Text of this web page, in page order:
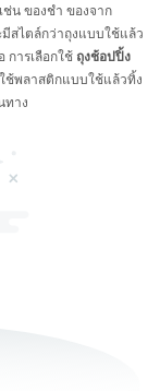
น ของชำ ของจาก
สไตล์กว่าถุงแบบใช้แล้ว
ารเลือกใช้ถุงช้อปปิ้ง
ช้พลาสติกแบบใช้แล้วทิ้ง
ทาง